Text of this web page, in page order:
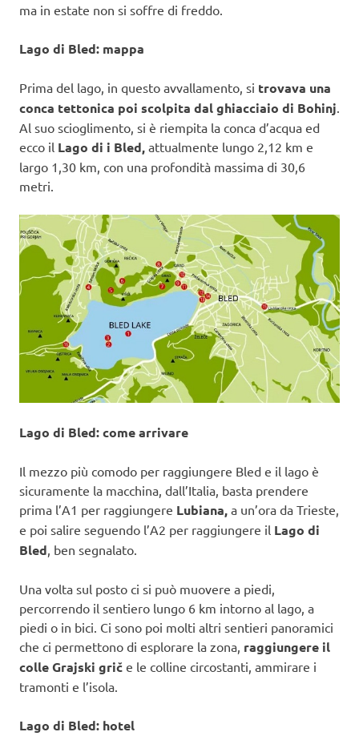
ma in estate non si soffre di freddo.
Lago di Bled: mappa
Prima del lago, in questo avvallamento, si trovava una
conca tettonica poi scolpita dal ghiacciaio di Bohinj.
Al suo scioglimento, si è riempita la conca d’acqua ed
ecco il Lago di i Bled, attualmente lungo 2,12 km e
largo 1,30 km, con una profondità massima di 30,6
metri.
Lago di Bled: come arrivare
Il mezzo più comodo per raggiungere Bled e il lago è
sicuramente la macchina, dall’Italia, basta prendere
prima l’A1 per raggiungere Lubiana, a un’ora da Trieste,
e poi salire seguendo l’A2 per raggiungere il Lago di
Bled, ben segnalato.
Una volta sul posto ci si può muovere a piedi,
percorrendo il sentiero lungo 6 km intorno al lago, a
piedi o in bici. Ci sono poi molti altri sentieri panoramici
che ci permettono di esplorare la zona, raggiungere il
colle Grajski grič e le colline circostanti, ammirare i
tramonti e l’isola.
Lago di Bled: hotel